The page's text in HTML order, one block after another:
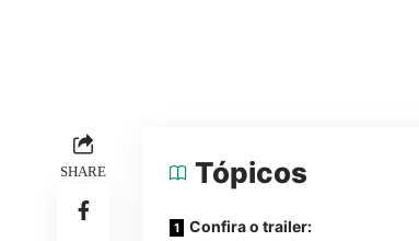
SHARE Tópicos
Confira o trailer: